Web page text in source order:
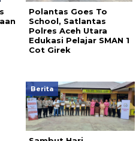
Polantas Goes To
School, Satlantas
Polres Aceh Utara
Edukasi Pelajar SMAN 1
Cot Girek
Berita